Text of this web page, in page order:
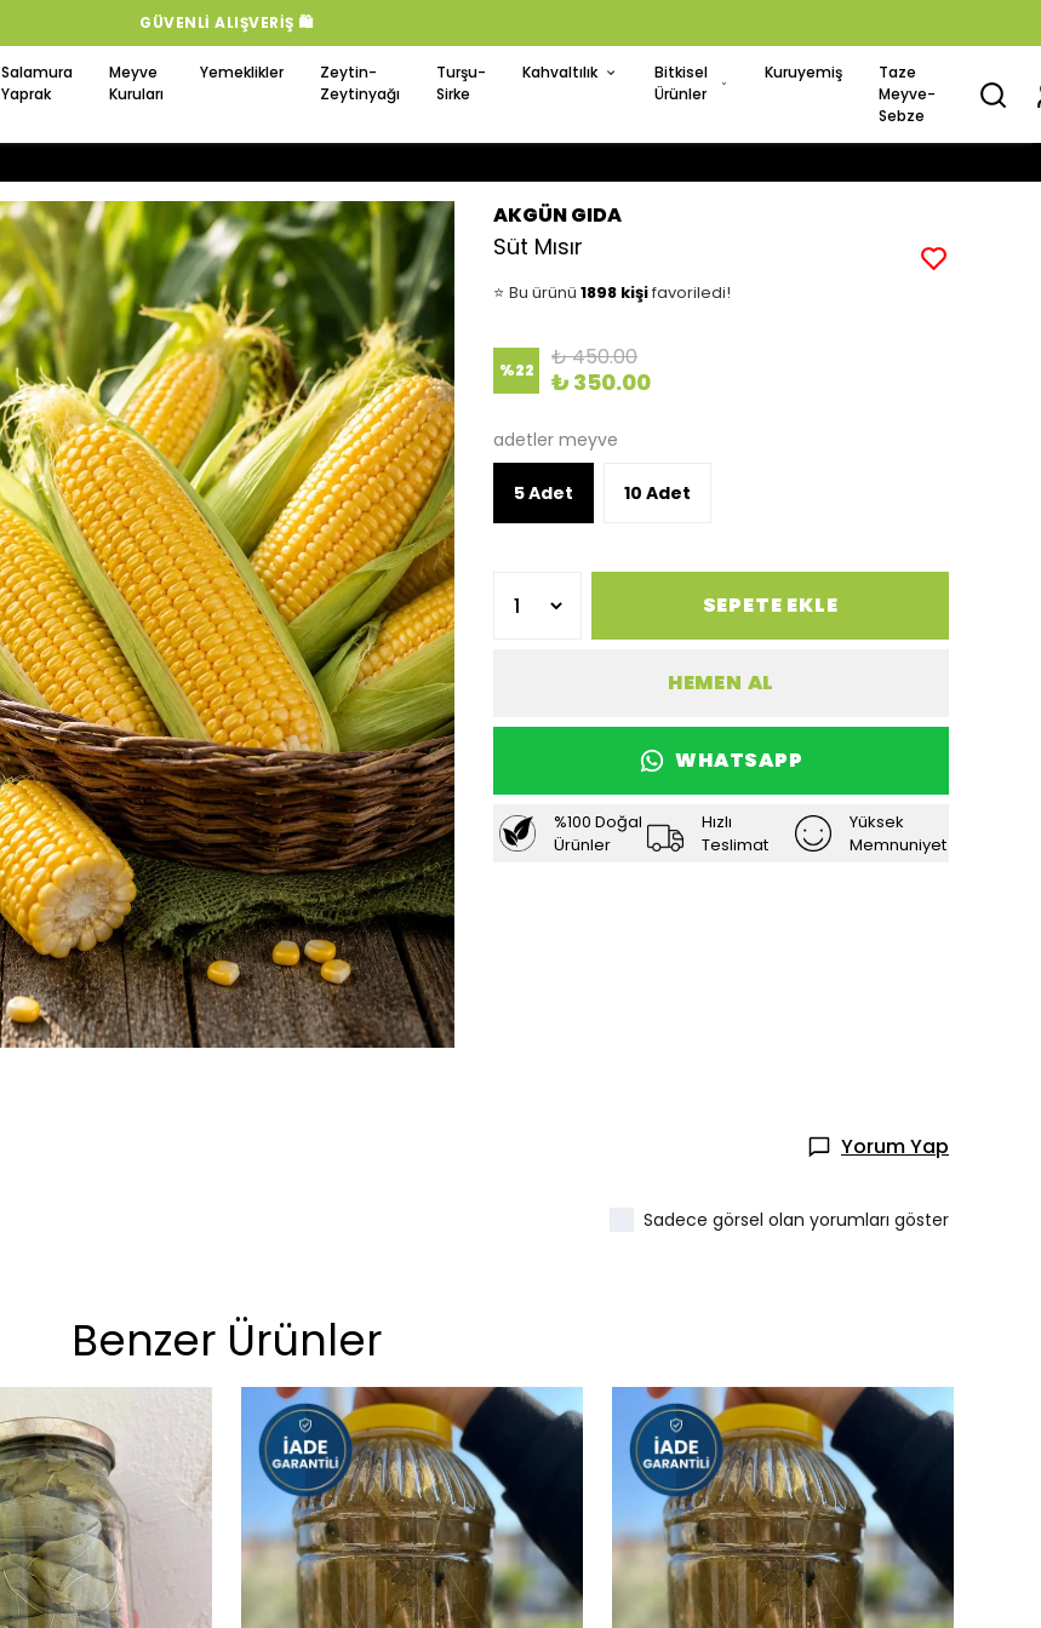
GÜVENLI ALIŞVERIŞ 🛍️
Salamura
Yaprak
Meyve
Kuruları
Yemeklikler
Zeytin-
Zeytinyağı
Turşu-
Sirke
Kahvaltılık
Bitkisel
Ürünler
Kuruyemiş
Taze
Meyve-
Sebze
AKGÜN GIDA
Süt Mısır
👀 Şu an
🛒 89 kişisepetine ekledi!
%22 ₺ 450.00
₺ 350.00
adetler meyve
5 Adet 10 Adet
SEPETE EKLE
HEMEN AL
WHATSAPP
%100 Doğal
Ürünler
Hızlı
Teslimat
Yüksek
Memnuniyet
Yorum Yap
Sadece görsel olan yorumları göster
Benzer Ürünler